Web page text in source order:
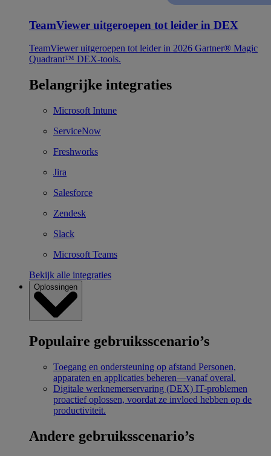
TeamViewer uitgeroepen tot leider in DEX
TeamViewer uitgeroepen tot leider in 2026 Gartner® Magic
Quadrant™ DEX-tools.
Belangrijke integraties
Microsoft Intune
ServiceNow
Freshworks
Jira
Salesforce
Zendesk
Slack
Microsoft Teams
Bekijk alle integraties
Oplossingen
Populaire gebruiksscenario’s
Toegang en ondersteuning op afstand Personen,
apparaten en applicaties beheren—vanaf overal.
Digitale werknemerservaring (DEX) IT-problemen
proactief oplossen, voordat ze invloed hebben op de
productiviteit.
Andere gebruiksscenario’s